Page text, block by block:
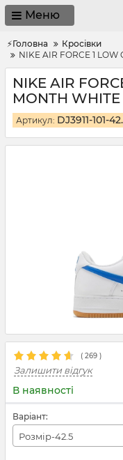
Меню
⚡Головна
Кросівки
NIKE AIR FORCE 1
NIKE AIR
MONTH
Артикул: DJ3911-101-
( 269 )
Залишити відгук
В наявності
Варіант:
Розмір-42.5